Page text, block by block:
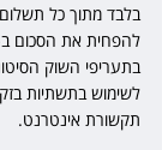
בלבד מתוך כל
בתעריפי השוק
לשימוש בתשתיות
תקשורת אינטרנט.